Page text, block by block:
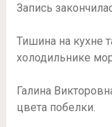
Запись
Тишина на кухне
холодильнике
Галина
цвета побелки.